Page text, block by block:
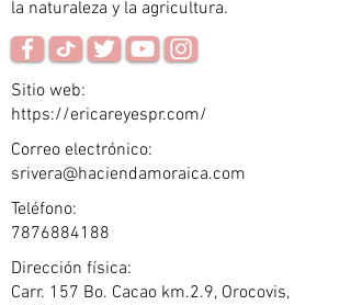
la naturaleza y la agricultura.
Sitio web:
https://ericareyespr.com/
Correo electrónico:
srivera@haciendamoraica.com
Teléfono:
7876884188
Dirección física:
Carr. 157 Bo. Cacao km.2.9, Orocovis,